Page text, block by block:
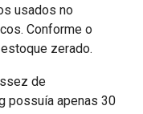
usados no
Conforme o
zerado.
de
possuía apenas 30